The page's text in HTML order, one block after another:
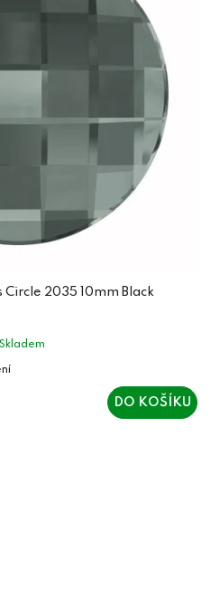
Circle 2035 10mm Black
Skladem
DO KOŠÍKU